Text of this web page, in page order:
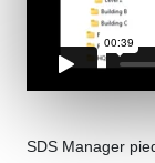
SDS Manager